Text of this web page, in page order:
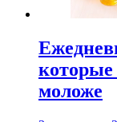
которые
моложе